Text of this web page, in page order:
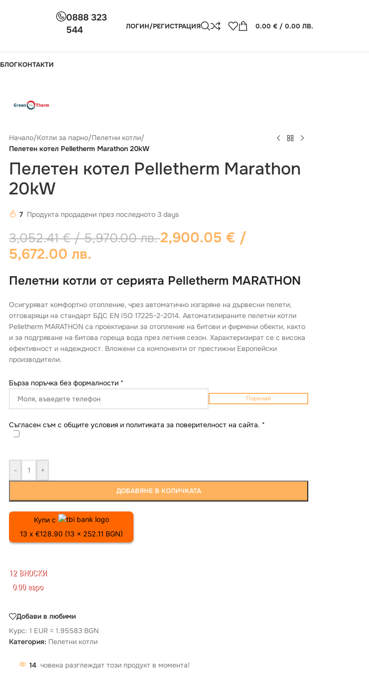
0888 323
544
ЛОГИН/РЕГИСТРАЦИЯ 0.00 € / 0.00 ЛВ.
БЛОГКОНТАКТИ
Начало/Котли за парно/Пелетни котли/
Пелетен котел Pelletherm Marathon 20kW
Пелетен котел Pelletherm Marathon
20kW
7 Продукта продадени през последното 3 days
3,052.41€/ 5,970.00 лв.2,900.05 € /
5,672.00 лв.
Пелетни котли от серията Pelletherm MARATHON
Осигуряват комфортно отопление, чрез автоматично изгаряне на дървесни пелети,
отговарящи на стандарт БДС EN ISO 17225-2-2014. Автоматизираните пелетни котли
Pelletherm MARATHON са проектирани за отопление на битови и фирмени обекти, както
и за подгряване на битова гореща вода през летния сезон. Характеризират се с висока
ефективност и надеждност. Вложени са компоненти от престижни Европейски
производители.
Бърза поръчка без формалности *
Поръчай
Съгласен съм с общите условия и политиката за поверителност на сайта. *
- +
ДОБАВЯНЕ В КОЛИЧКАТА
Купи с
13 x €128.90 (13 x 252.11 BGN)
12 ВНОСКИ
0.00 евро
Добави в любими
Курс: 1 EUR = 1.95583 BGN
Категория: Пелетни котли
14 човека разглеждат този продукт в момента!